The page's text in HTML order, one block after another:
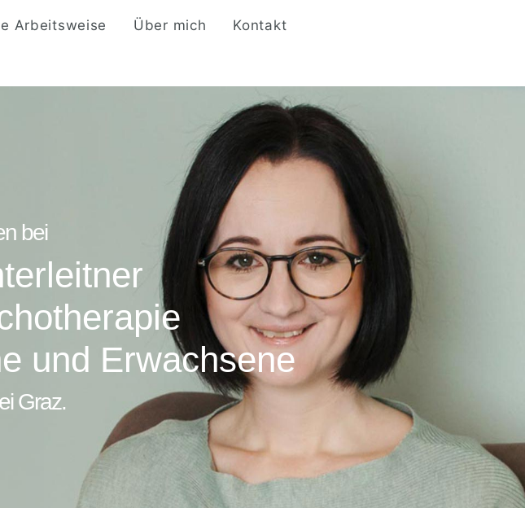
Arbeitsweise Über mich Kontakt
bei
und Erwachsene
Graz.